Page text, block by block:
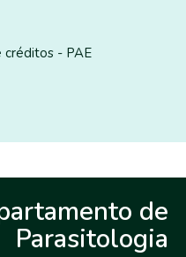
créditos - PAE
de
Parasitologia